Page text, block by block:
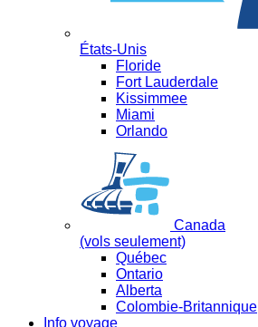
États-Unis
Floride
Fort Lauderdale
Kissimmee
Miami
Orlando
Canada
(vols seulement)
Québec
Ontario
Alberta
Colombie-Britannique
Info voyage